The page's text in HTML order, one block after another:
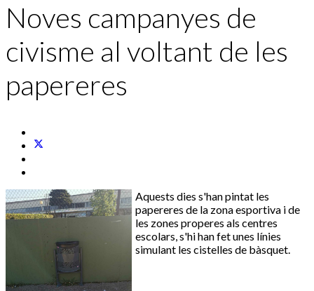
Noves campanyes de
civisme al voltant de les
papereres
Aquests dies s'han pintat les
papereres de la zona esportiva i de
les zones properes als centres
escolars, s'hi han fet unes línies
simulant les cistelles de bàsquet.